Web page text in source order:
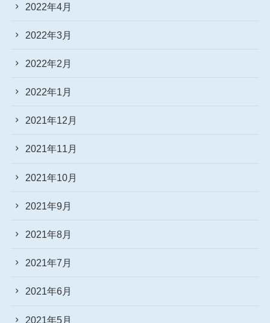
2022年4月
2022年3月
2022年2月
2022年1月
2021年12月
2021年11月
2021年10月
2021年9月
2021年8月
2021年7月
2021年6月
2021年5月